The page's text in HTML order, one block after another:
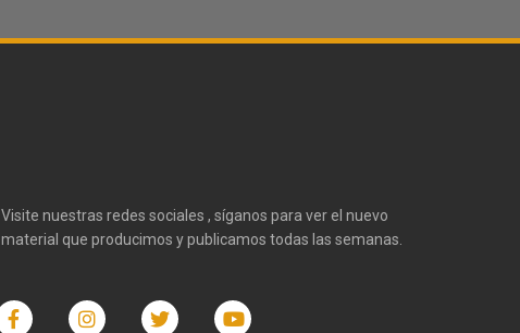
Visite nuestras redes sociales , síganos para ver el nuevo
material que producimos y publicamos todas las semanas.